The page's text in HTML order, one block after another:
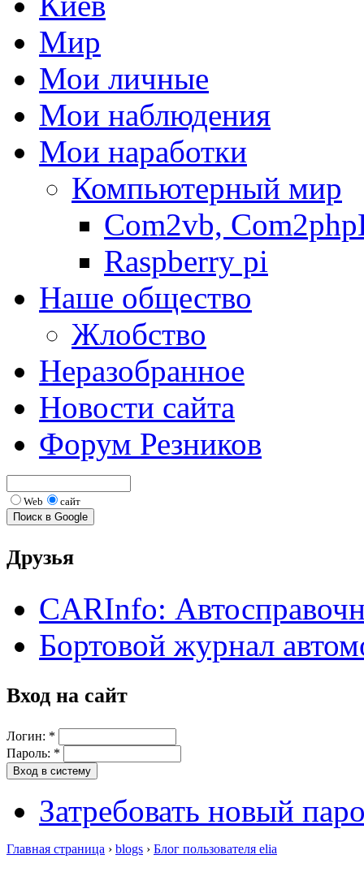
Мир
Мои личные
Мои наблюдения
Мои наработки
Компьютерный мир
Com2vb,
Raspberry pi
Наше общество
Жлобство
Неразобранное
Новости сайта
Форум Резников
Web сайт
Друзья
CARInfo:
Бортовой журнал
Вход на сайт
Логин: *
Пароль: *
Затребовать новый
Главная страница › blogs › Блог пользователя elia